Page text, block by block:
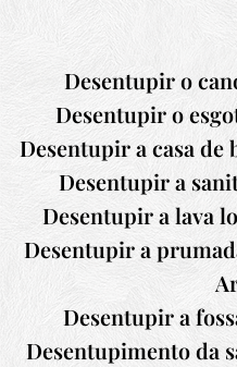
Desentupir o
Desentupir o
Desentupir a casa de
Desentupir a
Desentupir a lava
Desentupir a
Desentupir a
Desentupimento da